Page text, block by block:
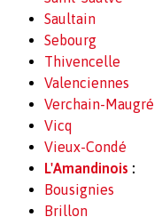
Saultain
Sebourg
Thivencelle
Valenciennes
Verchain-Maugré
Vicq
Vieux-Condé
L'Amandinois :
Bousignies
Brillon